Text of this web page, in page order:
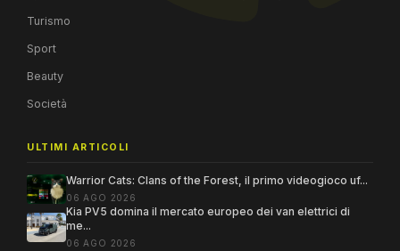
Turismo
Sport
Beauty
Società
ULTIMI ARTICOLI
Warrior Cats: Clans of the Forest, il primo videogioco uf...
06 AGO 2026
Kia PV5 domina il mercato europeo dei van elettrici di
me...
06 AGO 2026